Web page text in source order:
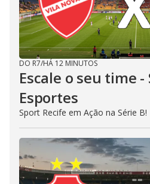
DO R7/HÁ 12 MINUTOS
Escale o seu time
Esportes
Sport Recife em Ação na Série B!